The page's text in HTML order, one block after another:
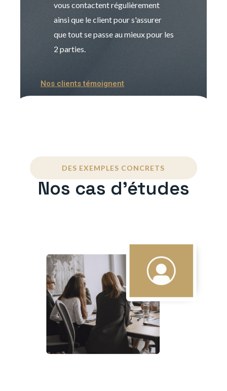
vous contactent régulièrement
ainsi que le client pour s'assurer
que tout se passe au mieux pour les
2 parties.
Nos clients témoignent
DES EXEMPLES CONCRETS
Nos cas d'études